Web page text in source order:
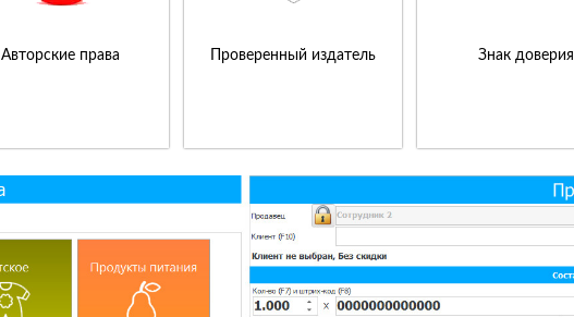
Авторские права Проверенный издатель Знак доверия